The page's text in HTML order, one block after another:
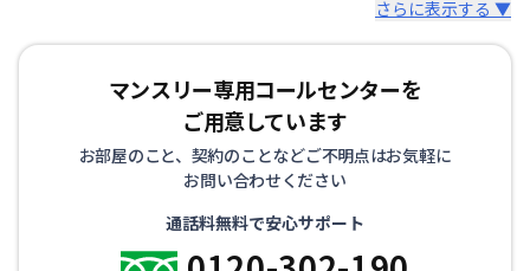
さらに表示する ▼
マンスリー専用コールセンターを
ご用意しています
お部屋のこと、契約のことなどご不明点はお気軽に
お問い合わせください
通話料無料で安心サポート